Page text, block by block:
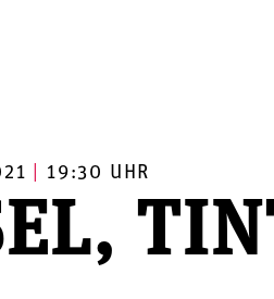
19:30 UHR